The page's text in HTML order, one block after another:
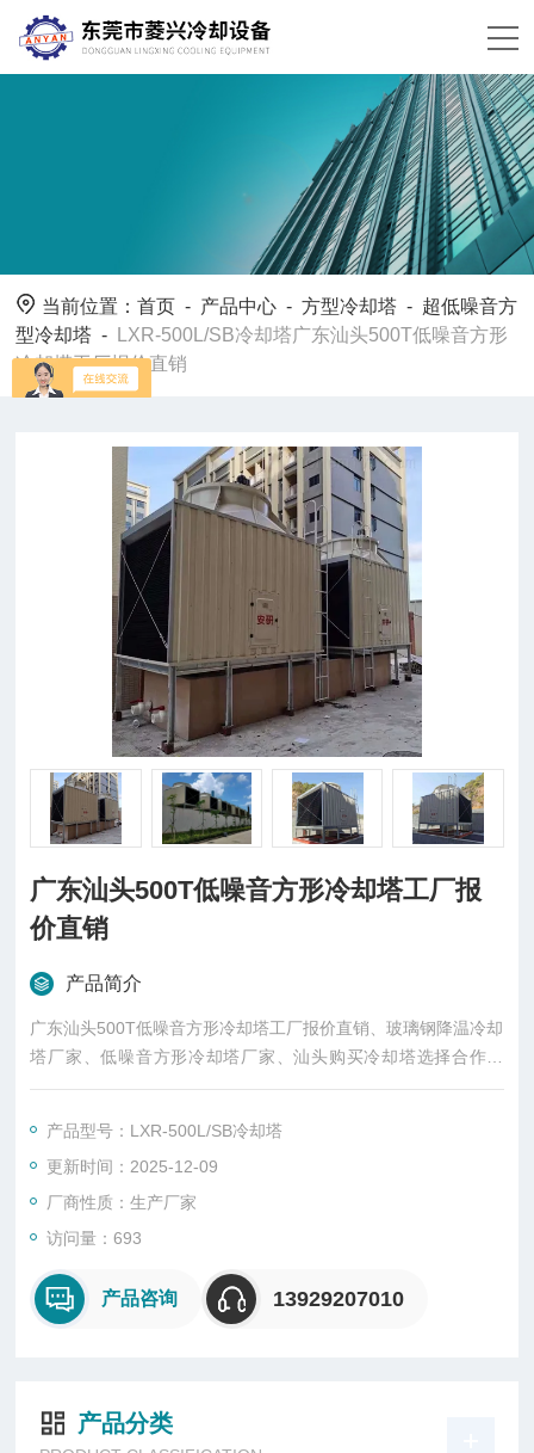
当前位置：首页 - 产品中心 -方型冷却塔 - 超低噪音方
型冷却塔 -
LXR-500L/SB冷却塔广东汕头500T低噪音方形
冷却塔工厂报价直销
广东汕头500T低噪音方形冷却塔工厂报
价直销
产品简介
广东汕头500T低噪音方形冷却塔工厂报价直销、玻璃钢降温冷却
塔厂家、低噪音方形冷却塔厂家、汕头购买冷却塔选择合作厂
家、汕头低噪音方形降温冷却塔工厂生产直销，LXR-500L/SB横
产品型号：LXR-500L/SB冷却塔
更新时间：2025-12-09
厂商性质：生产厂家
访问量：693
产品咨询 13929207010
产品分类